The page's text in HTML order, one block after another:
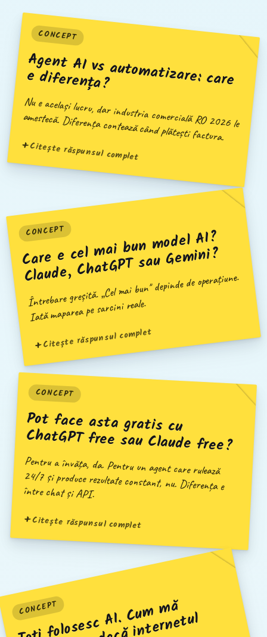
CONCEPT
Agent AI vs autom
atizare: care
e diferența?
Nu e același lucru, dar industria comercială RO 2026 le
amestecă. Diferența contează când plătești factura.
Citește răspunsul complet
CONCEPT
Care e cel
mai bun
model AI?
Claude, ChatGPT sau Ge
mini?
Întrebare greșită. „Cel mai bun" depinde de operațiune.
Iată maparea pe sarcini reale.
Citește răspunsul complet
CONCEPT
Pot face asta gratis cu
ChatGPT free sau Claude free?
Pentru a învăța, da. Pentru un agent care rulează
24/7 și produce rezultate constant, nu. Diferența e
între chat și API.
Citește răspunsul complet
CONCEPT
T
oți
f
ol
o
s
e
s
c
AI.
C
u
m
m
ă
di
f
er
e
e
z
d
a
c
ă i
n
t
er
n
e
t
d
e
vi
n
e
AI‑
t
o‑
AI l
o
o
p